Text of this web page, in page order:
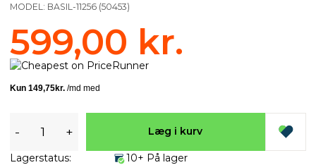
MODEL: BASIL-11256 (50453)
599,00 kr.
- + Læg i kurv
Lagerstatus:
10+ På lager